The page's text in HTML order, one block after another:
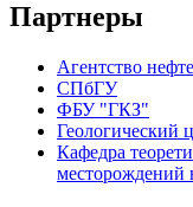
Партнеры
Агентство
СПбГУ
ФБУ "ГКЗ"
Геологический
Кафедра
месторождений